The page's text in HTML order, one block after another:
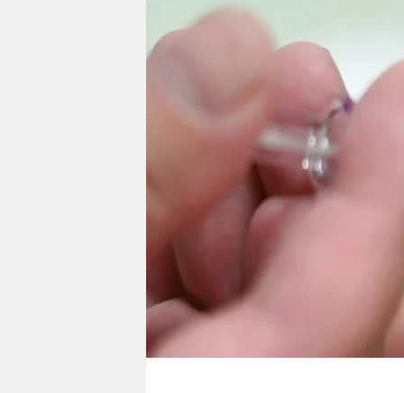
nord
verlag
veranstaltungen
fragen & hilfe
unterstützen
abo
genossenschaft